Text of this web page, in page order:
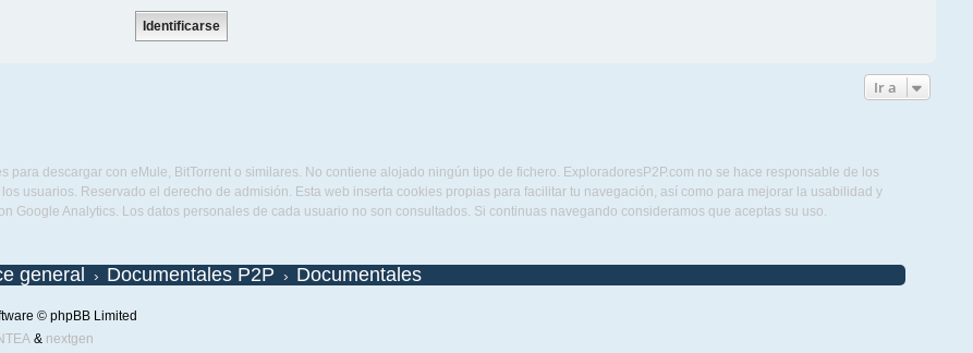
Ir a
para descargar con eMule, BitTorrent o similares. No contiene alojado ningún tipo de fichero. ExploradoresP2P.com no se hace responsable de los
usuarios. Reservado el derecho de admisión. Esta web inserta cookies propias para facilitar tu navegación, así como para mejorar la usabilidad y
Google Analytics. Los datos personales de cada usuario no son consultados. Si continuas navegando consideramos que aceptas su uso.
general Documentales P2P Documentales
© phpBB Limited
& nextgen